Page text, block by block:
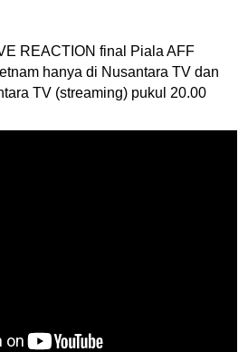
REACTION final Piala AFF
hanya di Nusantara TV dan
TV (streaming) pukul 20.00